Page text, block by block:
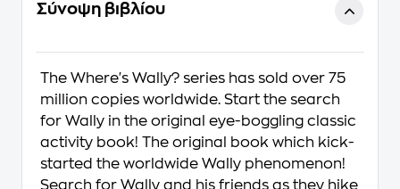
Σύνοψη βιβλίου
The Where's Wally? series has sold over 75
million copies worldwide. Start the search
for Wally in the original eye-boggling classic
activity book! The original book which kick-
started the worldwide Wally phenomenon!
Search for Wally and his friends as they hike